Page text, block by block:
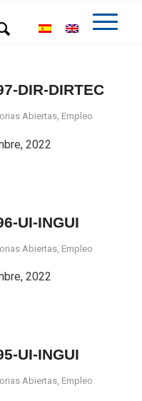
DIR-DIRTEC
Abiertas, Empleo
2022
UI-INGUI
Abiertas, Empleo
2022
UI-INGUI
Abiertas, Empleo